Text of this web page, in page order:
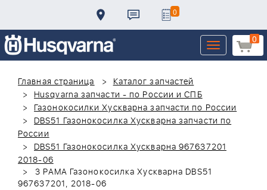
0
0
Toggle
navigation
Главная страница
Каталог запчастей
Husqvarna запчасти - по России и СПБ
Газонокосилки Хускварна запчасти по России
DBS51 Газонокосилка Хускварна запчасти по
России
DBS51 Газонокосилка Хускварна 967637201
2018-06
3 РАМА Газонокосилка Хускварна DBS51
967637201, 2018-06